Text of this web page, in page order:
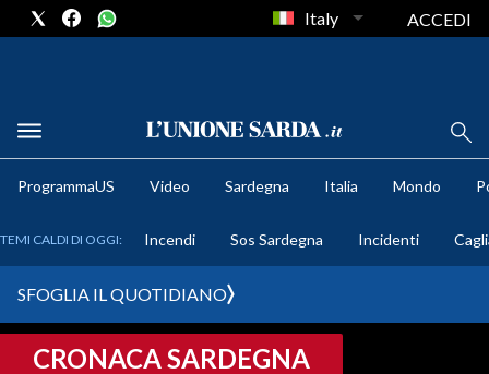
METEO
CRONACA SARDEGNA
Italy ACCEDI
ProgrammaUS Video Sardegna Italia Mondo
TEMI CALDI DI OGGI: Incendi Sos Sardegna Incidenti
SFOGLIA IL QUOTIDIANO
CRONACA SARDEGNA